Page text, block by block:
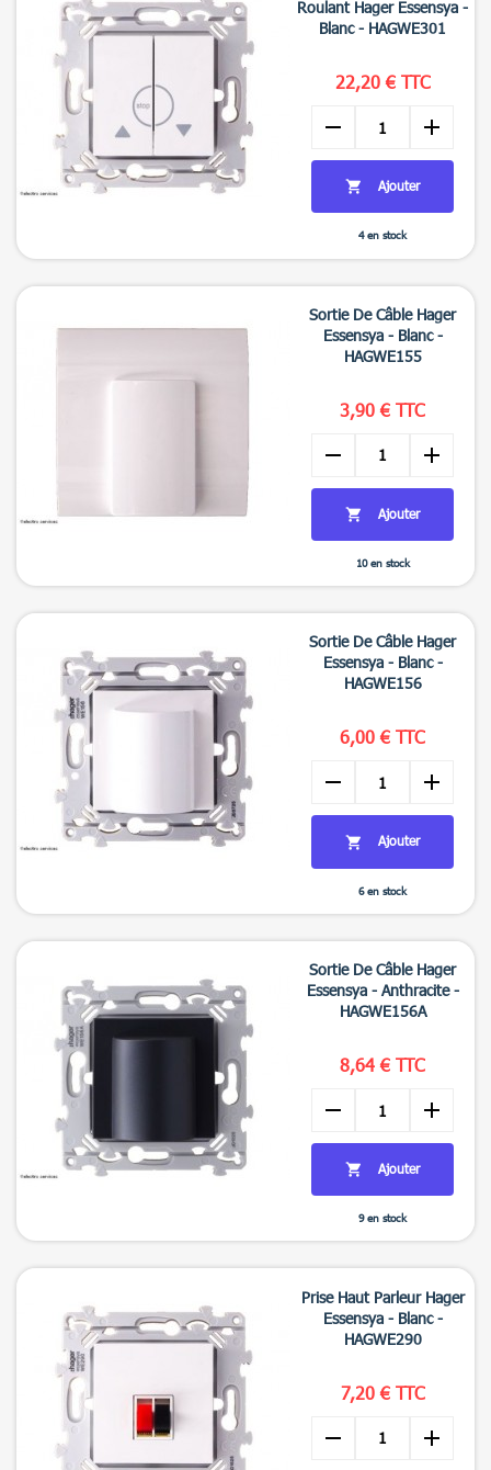

Roulant Hager Essensya -
Blanc - HAGWE301
22,20 € TTC
remove add
 Ajouter
4 en stock

Sortie De Câble Hager
Essensya - Blanc -
HAGWE155
3,90 € TTC
remove add
 Ajouter
10 en stock

Sortie De Câble Hager
Essensya - Blanc -
HAGWE156
6,00 € TTC
remove add
 Ajouter
6 en stock
Aperçu rapide
Sortie De Câble Hager
Essensya - Anthracite -
HAGWE156A
8,64 € TTC
remove add
 Ajouter
9 en stock
Prise Haut Parleur Hager
Essensya - Blanc -
HAGWE290
7,20 € TTC
remove add